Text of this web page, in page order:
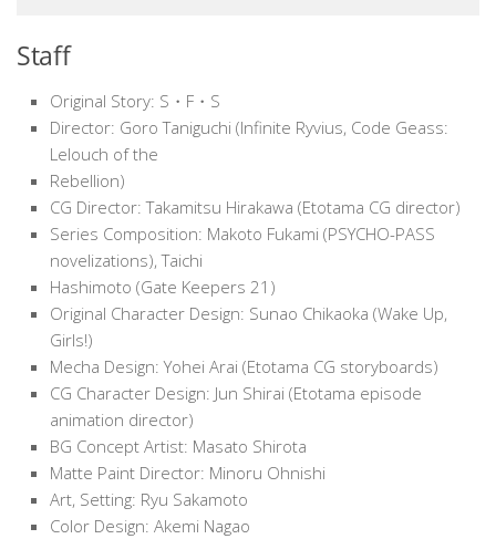
Staff
Original Story: S・F・S
Director: Goro Taniguchi (Infinite Ryvius, Code Geass:
Lelouch of the
Rebellion)
CG Director: Takamitsu Hirakawa (Etotama CG director)
Series Composition: Makoto Fukami (PSYCHO-PASS
novelizations), Taichi
Hashimoto (Gate Keepers 21)
Original Character Design: Sunao Chikaoka (Wake Up,
Girls!)
Mecha Design: Yohei Arai (Etotama CG storyboards)
CG Character Design: Jun Shirai (Etotama episode
animation director)
BG Concept Artist: Masato Shirota
Matte Paint Director: Minoru Ohnishi
Art, Setting: Ryu Sakamoto
Color Design: Akemi Nagao